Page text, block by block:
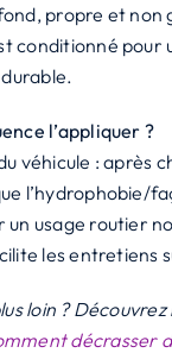
propre et non
conditionné pour
l’appliquer ?
véhicule : après
l’hydrophobie/
un usage routier
les entretiens
loin ?
décrasser